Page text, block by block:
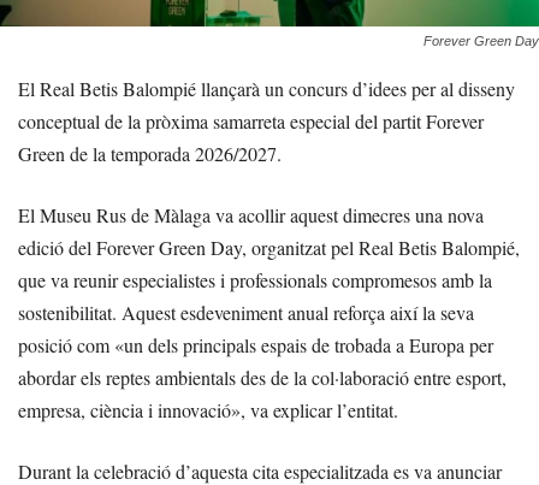
Forever Green Day
El Real Betis Balompié llançarà un concurs d’idees per al disseny
conceptual de la pròxima samarreta especial del partit Forever
Green de la temporada 2026/2027.
El Museu Rus de Màlaga va acollir aquest dimecres una nova
edició del Forever Green Day, organitzat pel Real Betis Balompié,
que va reunir especialistes i professionals compromesos amb la
sostenibilitat. Aquest esdeveniment anual reforça així la seva
posició com «un dels principals espais de trobada a Europa per
abordar els reptes ambientals des de la col·laboració entre esport,
empresa, ciència i innovació», va explicar l’entitat.
Durant la celebració d’aquesta cita especialitzada es va anunciar